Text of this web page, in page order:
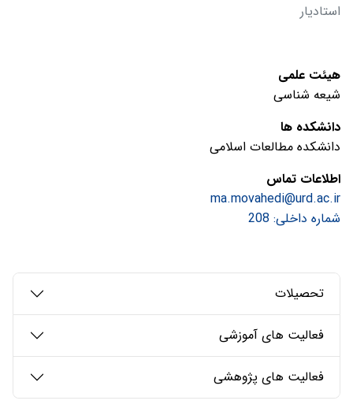
استادیار
هیئت علمی
شیعه شناسی
دانشکده ها
دانشکده مطالعات اسلامی
اطلاعات تماس
ma.movahedi@urd.ac.ir
شماره داخلی: 208
تحصیلات
فعالیت های آموزشی
فعالیت های پژوهشی